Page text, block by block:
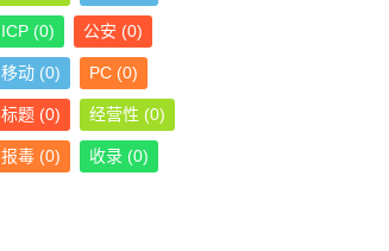
ICP (0) 公安 (0)
移动 (0) PC (0)
标题 (0) 经营性 (0)
报毒 (0) 收录 (0)